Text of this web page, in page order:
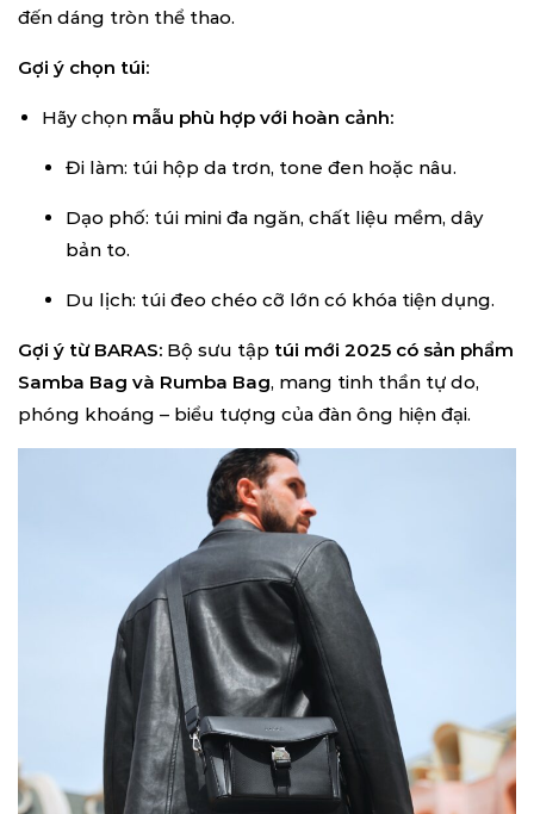
đến dáng tròn thể thao.
Gợi ý chọn túi:
Hãy chọn mẫu phù hợp với hoàn cảnh:
Đi làm: túi hộp da trơn, tone đen hoặc nâu.
Dạo phố: túi mini đa ngăn, chất liệu mềm, dây
bản to.
Du lịch: túi đeo chéo cỡ lớn có khóa tiện dụng.
Gợi ý từ BARAS: Bộ sưu tập túi mới 2025 có sản phẩm
Samba Bag và Rumba Bag, mang tinh thần tự do,
phóng khoáng – biểu tượng của đàn ông hiện đại.